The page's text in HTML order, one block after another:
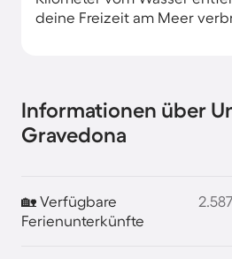
deine Freizeit am Meer
Informationen über
Gravedona
🏡 Verfügbare
Ferienunterkünfte